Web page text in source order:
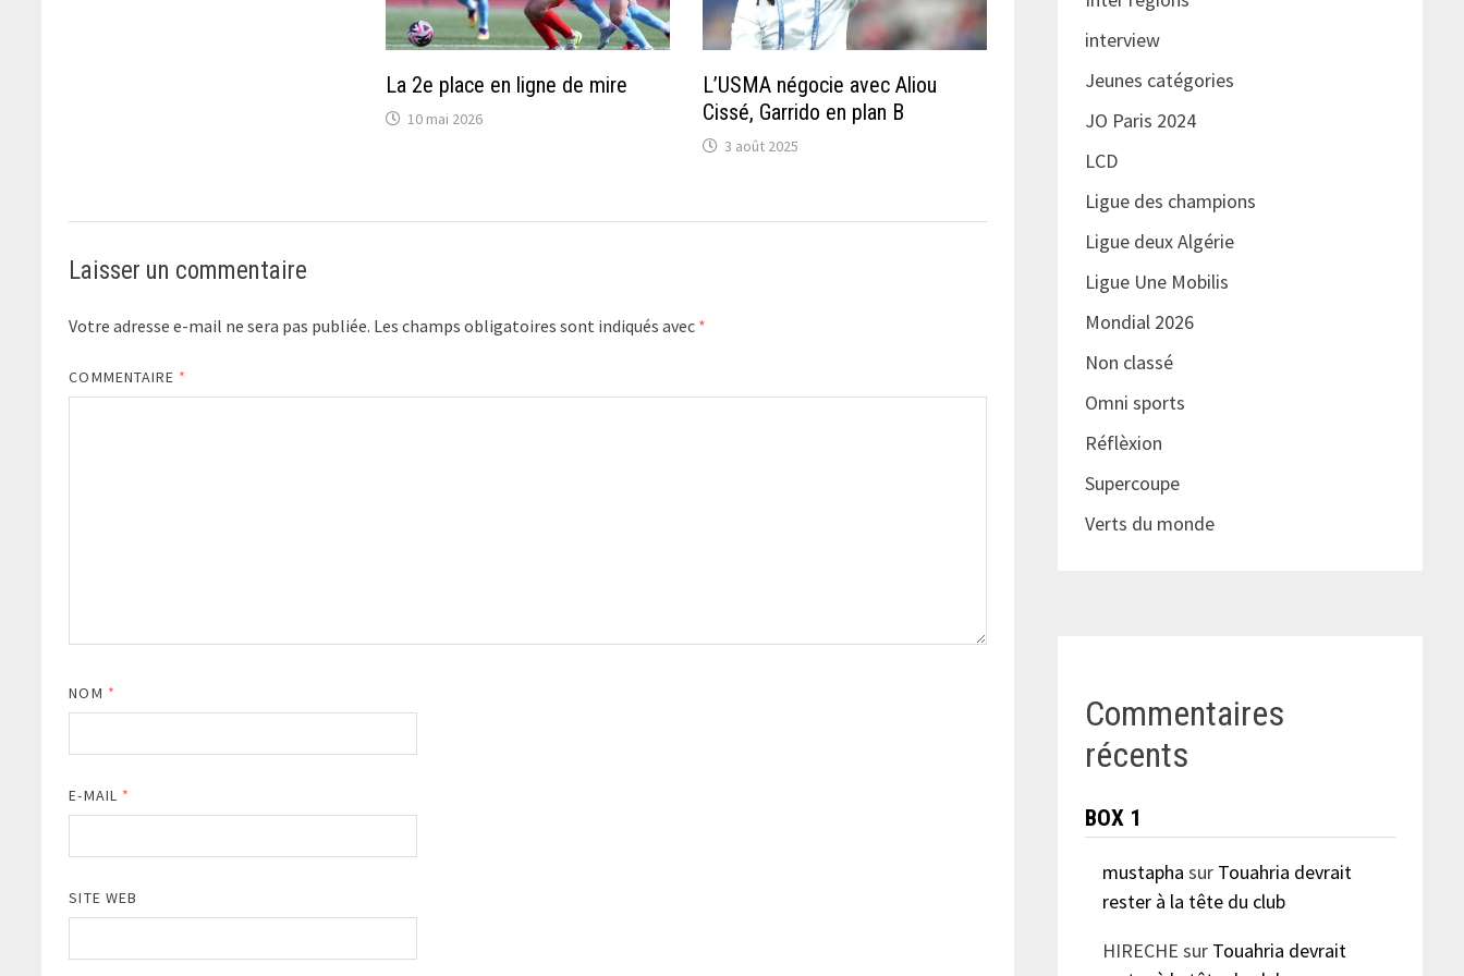
La 2e place en ligne de mire
10 mai 2026
L’USMA négocie avec Aliou
Cissé, Garrido en plan B
3 août 2025
Laisser un commentaire
Votre adresse e-mail ne sera pas publiée. Les champs obligatoires sont indiqués avec *
COMMENTAIRE *
NOM *
E-MAIL *
SITE WEB
interview
Jeunes catégories
JO Paris 2024
LCD
Ligue des champions
Ligue deux Algérie
Ligue Une Mobilis
Mondial 2026
Non classé
Omni sports
Réflèxion
Supercoupe
Verts du monde
Commentaires
récents
BOX 1
mustapha sur Touahria devrait
rester à la tête du club
HIRECHE sur Touahria devrait